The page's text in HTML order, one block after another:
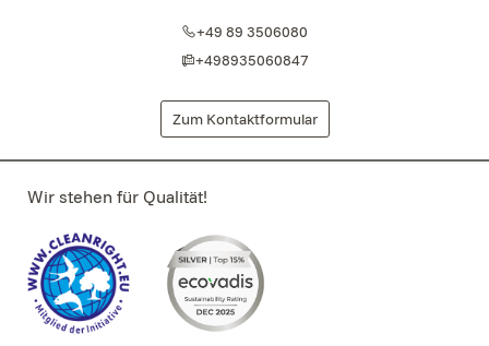
+49 89 3506080
+498935060847
Zum Kontaktformular
Wir stehen für Qualität!